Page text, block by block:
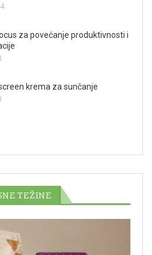
za povećanje produktivnosti i
krema za sunčanje
TEŽINE